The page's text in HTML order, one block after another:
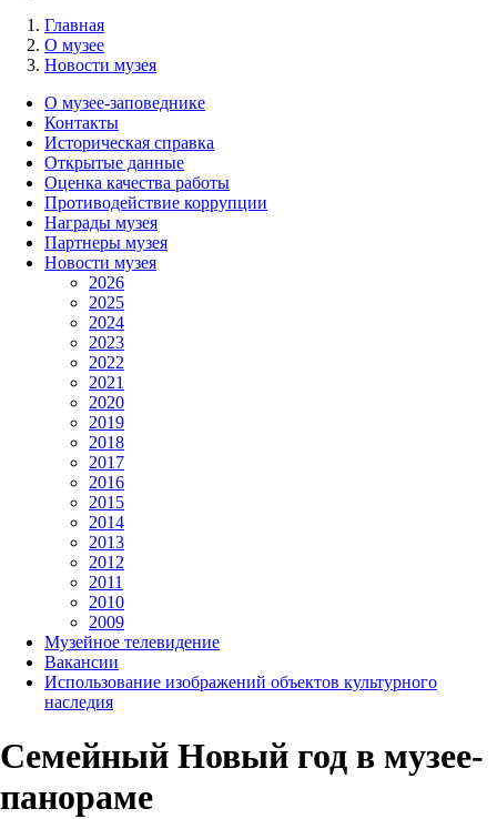
Главная
О музее
Новости музея
О музее-заповеднике
Контакты
Историческая справка
Открытые данные
Оценка качества работы
Противодействие коррупции
Награды музея
Партнеры музея
Новости музея
2026
2025
2024
2023
2022
2021
2020
2019
2018
2017
2016
2015
2014
2013
2012
2011
2010
2009
Музейное телевидение
Вакансии
Использование изображений объектов культурного
наследия
Семейный Новый год в музее-
панораме